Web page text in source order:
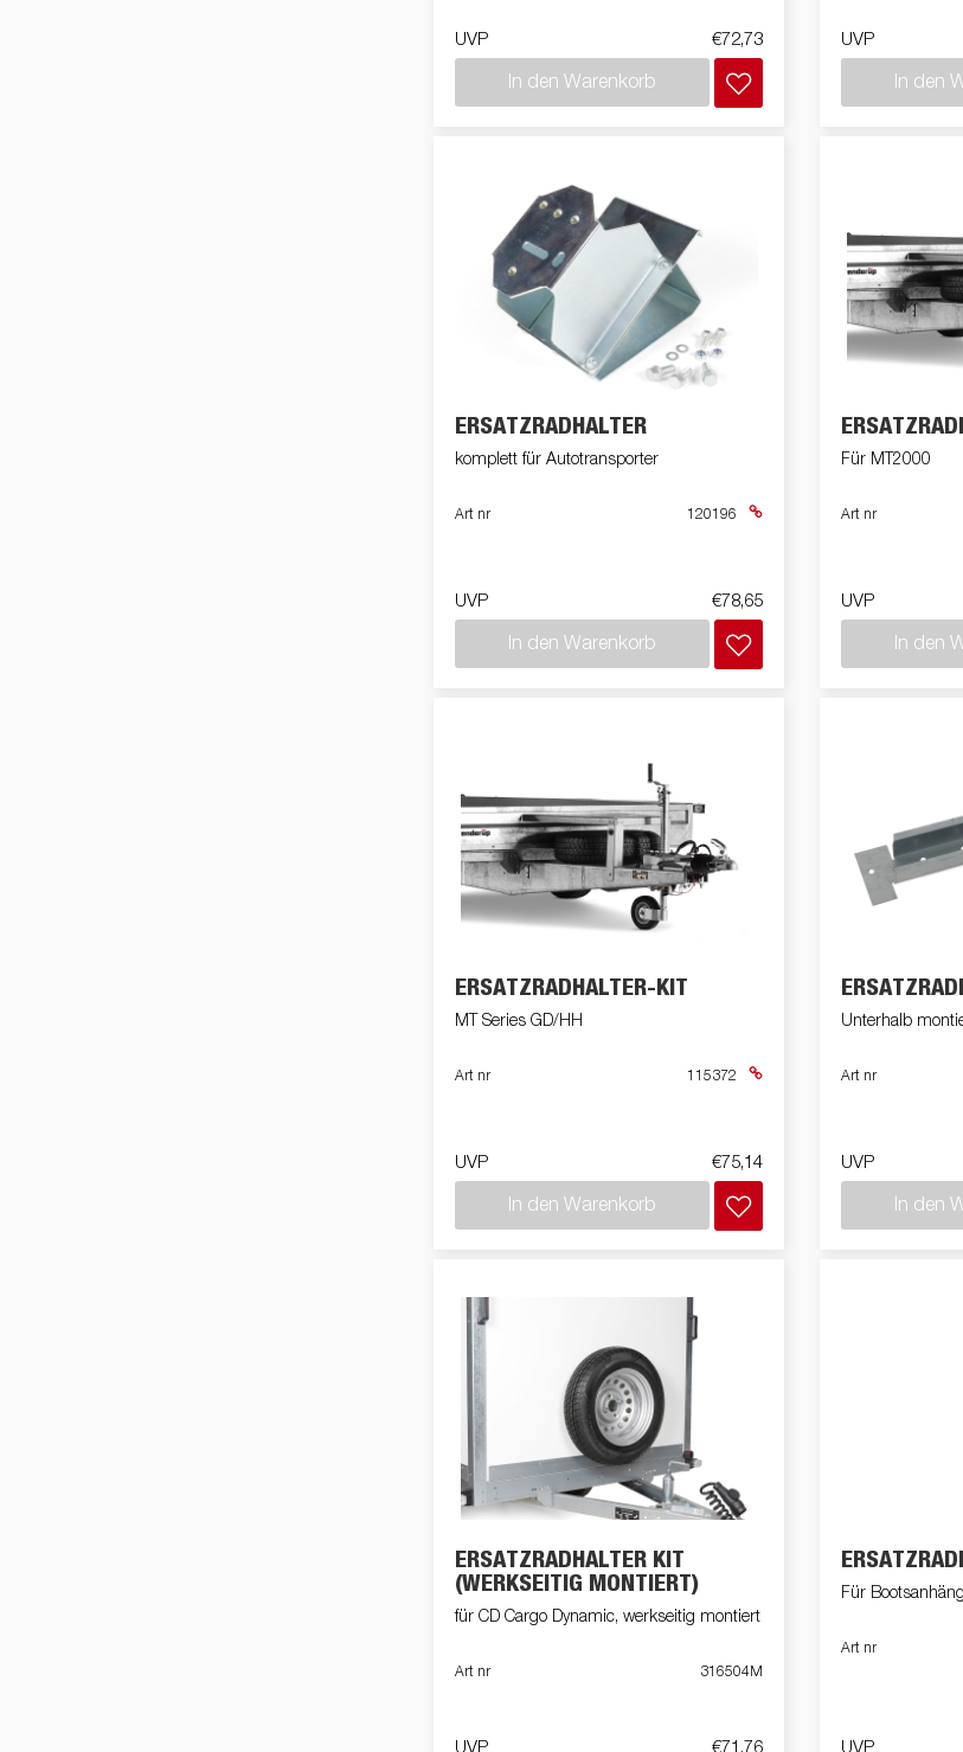
UVP €72,73
In den Warenkorb
UVP
In den
ERSATZRADHALTER
komplett für Autotransporter
Art nr 120196
UVP €78,65
In den Warenkorb
Für MT2000
Art nr
UVP
In den
ERSATZRADHALTER-KIT
MT Series GD/HH
Art nr 115372
UVP €75,14
In den Warenkorb
Unterhalb
Art nr
UVP
In den
ERSATZRADHALTER KIT
(WERKSEITIG MONTIERT)
für CD Cargo Dynamic, werkseitig montiert
Art nr 316504M
UVP €71,76
Für
Art nr
UVP